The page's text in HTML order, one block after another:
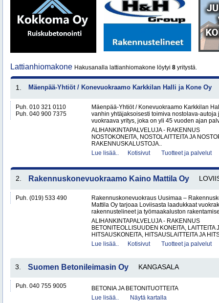
Lattianhiomakone Hakusanalla lattianhiomakone löytyi 8 yritystä.
1. Mäenpää-Yhtiöt / Konevuokraamo Karkkilan Halli ja Kone Oy
Puh. 010 321 0110
Puh. 040 900 7375
Mäenpää-Yhtiöt / Konevuokraamo Karkkilan
vanhin yhtäjaksoisesti toimiva nostolava-autoja
vuokraava yritys, joka on yli 45 vuoden ajan
ALIHANKINTAPALVELUJA - RAKENNUS
NOSTOKONEITA, NOSTOLAITTEITA JA
RAKENNUSKALUSTOJA..
Lue lisää..
Kotisivut Tuotteet ja palvelut
2. Rakennuskonevuokraamo Kaino Mattila Oy
Puh. (019) 533 490
Rakennuskonevuokraus Uusimaa –
Mattila Oy tarjoaa Loviisasta laadukkaat
rakennustelineet ja työmaakaluston
ALIHANKINTAPALVELUJA - RAKENNUS
BETONITEOLLISUUDEN KONEITA, LAITTEITA
HITSAUSKONEITA, HITSAUSLAITTEITA JA
Lue lisää..
Kotisivut Tuotteet ja palvelut
3. Suomen Betonileimasin Oy KANGASALA
Puh. 040 755 9005
BETONIA JA BETONITUOTTEITA
Lue lisää..
Näytä kartalla